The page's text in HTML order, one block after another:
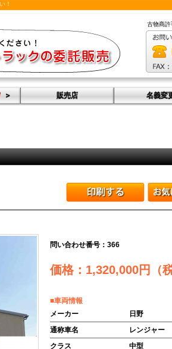
！
古物商
＞ 販売店 名義変
問い合わせ番号： 366
価格： 1,320,000円（
■車両情報
メーカー
日野
通称車名
レンジャー
クラス
中型